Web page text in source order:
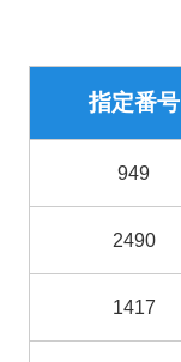
指定番号
949
2490
1417